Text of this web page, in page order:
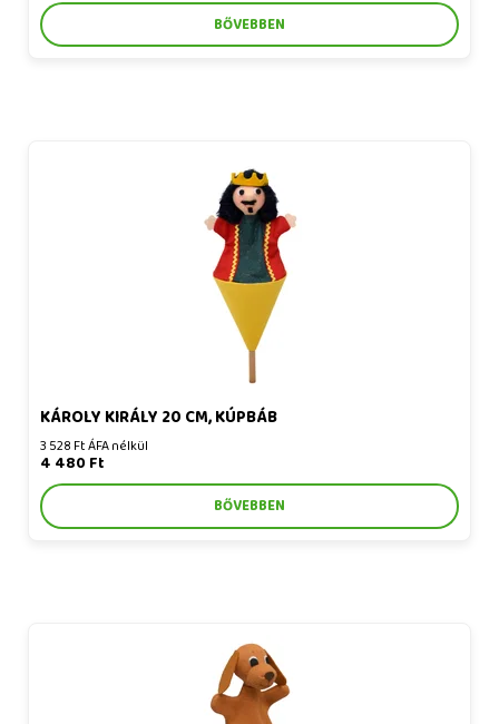
BŐVEBBEN
Károly király 20 cm, kúpbáb
KÁROLY KIRÁLY 20 CM, KÚPBÁB
3 528 Ft ÁFA nélkül
4 480 Ft
BŐVEBBEN